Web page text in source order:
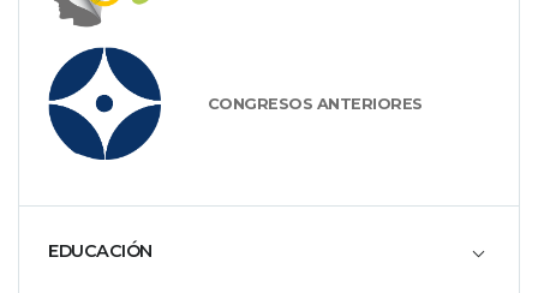
CONGRESOS ANTERIORES
EDUCACIÓN